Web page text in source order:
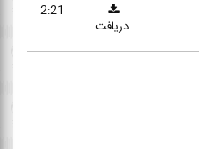
2:21
دریافت